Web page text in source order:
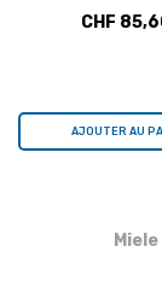
CHF
AJOUTER AU
Miele